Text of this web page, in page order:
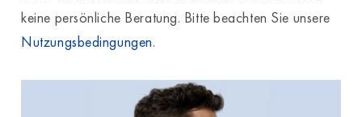
keine persönliche Beratung. Bitte beachten Sie unsere
Nutzungsbedingungen.